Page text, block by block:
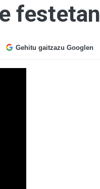
festetan
Gehitu gaitzazu Googlen